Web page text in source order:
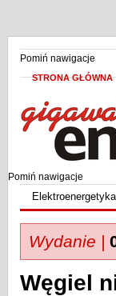
Pomiń nawigacje
STRONA GŁÓWNA
Pomiń nawigacje
Elektroenergetyka
Wydanie |
Węgiel